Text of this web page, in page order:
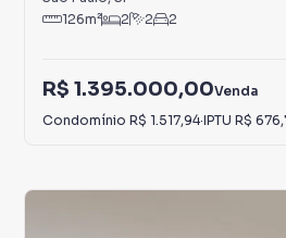
126m² 2 2 2
R$ 1.395.000,00Venda
Condomínio R$ 1.517,94·IPTU R$